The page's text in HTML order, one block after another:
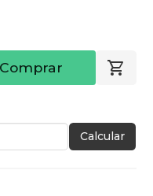
Comprar
Calcular